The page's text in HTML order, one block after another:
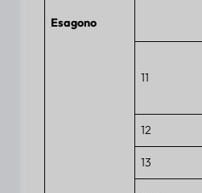
Esagono
11
12
13